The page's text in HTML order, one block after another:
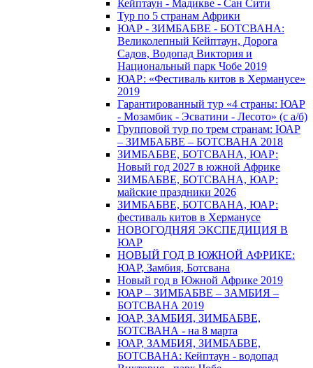
Кейптаун - Мадикве - Сан Сити
Тур по 5 странам Африки
ЮАР - ЗИМБАБВЕ - БОТСВАНА:
Великолепный Кейптаун, Дорога
Садов, Водопад Виктория и
Национальный парк Чобе 2019
ЮАР: «Фестиваль китов в Херманусе»
2019
Гарантированный тур «4 страны: ЮАР
- Мозамбик - Эсватини - Лесото» (с а/б)
Групповой тур по трем странам: ЮАР
– ЗИМБАБВЕ – БОТСВАНА 2018
ЗИМБАБВЕ, БОТСВАНА, ЮАР:
Новый год 2027 в южной Африке
ЗИМБАБВЕ, БОТСВАНА, ЮАР:
майские праздники 2026
ЗИМБАБВЕ, БОТСВАНА, ЮАР:
фестиваль китов в Херманусе
НОВОГОДНЯЯ ЭКСПЕДИЦИЯ В
ЮАР
НОВЫЙ ГОД В ЮЖНОЙ АФРИКЕ:
ЮАР, Замбия, Ботсвана
Новый год в Южной Африке 2019
ЮАР – ЗИМБАБВЕ – ЗАМБИЯ –
БОТСВАНА 2019
ЮАР, ЗАМБИЯ, ЗИМБАБВЕ,
БОТСВАНА - на 8 марта
ЮАР, ЗАМБИЯ, ЗИМБАБВЕ,
БОТСВАНА: Кейптаун - водопад